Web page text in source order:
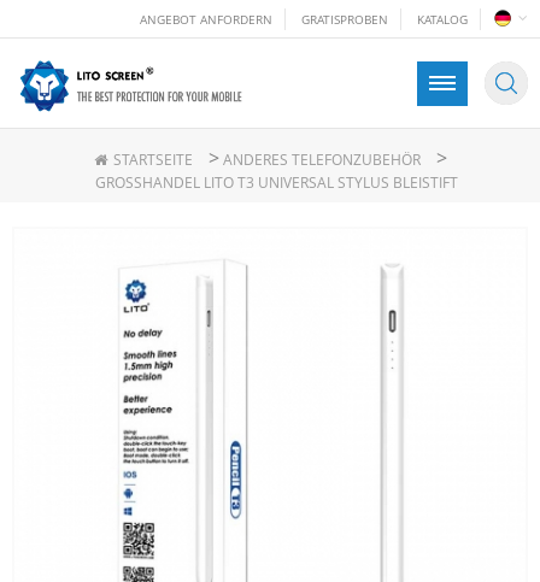
ANGEBOT ANFORDERN GRATISPROBEN KATALOG
STARTSEITE > ANDERES TELEFONZUBEHÖR >
GROSSHANDEL LITO T3 UNIVERSAL STYLUS BLEISTIFT